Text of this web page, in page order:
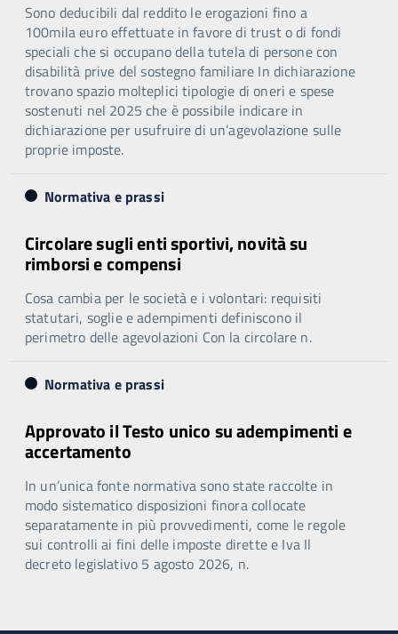
Sono deducibili dal reddito le erogazioni fino a
100mila euro effettuate in favore di trust o di fondi
speciali che si occupano della tutela di persone con
disabilità prive del sostegno familiare In dichiarazione
trovano spazio molteplici tipologie di oneri e spese
sostenuti nel 2025 che è possibile indicare in
dichiarazione per usufruire di un’agevolazione sulle
proprie imposte.
Normativa e prassi
Circolare sugli enti sportivi, novità su
rimborsi e compensi
Cosa cambia per le società e i volontari: requisiti
statutari, soglie e adempimenti definiscono il
perimetro delle agevolazioni Con la circolare n.
Normativa e prassi
Approvato il Testo unico su adempimenti e
accertamento
In un’unica fonte normativa sono state raccolte in
modo sistematico disposizioni finora collocate
separatamente in più provvedimenti, come le regole
sui controlli ai fini delle imposte dirette e Iva Il
decreto legislativo 5 agosto 2026, n.